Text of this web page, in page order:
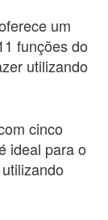
um
funções do
utilizando
cinco
ideal para o